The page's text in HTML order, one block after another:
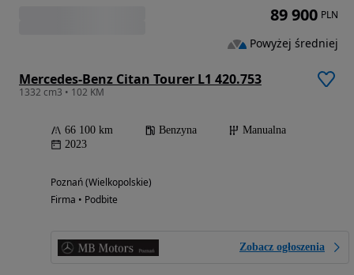
Mercedes-Benz Citan Tourer L1 420.753
1332 cm3 • 102 KM
66 100 km Benzyna
Manualna
2023
Poznań (Wielkopolskie)
Firma • Podbite
Zobacz ogłoszenia
89 900 PLN
Powyżej średniej